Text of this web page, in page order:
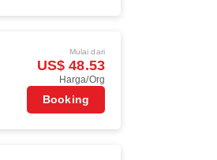
Mulai dari
US$ 48.53
Harga/Org
Booking